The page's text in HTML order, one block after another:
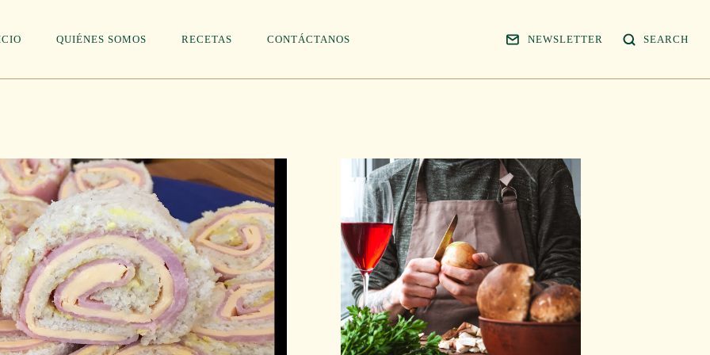
QUIÉNES SOMOS RECETAS CONTÁCTANOS NEWSLETTER SEARCH